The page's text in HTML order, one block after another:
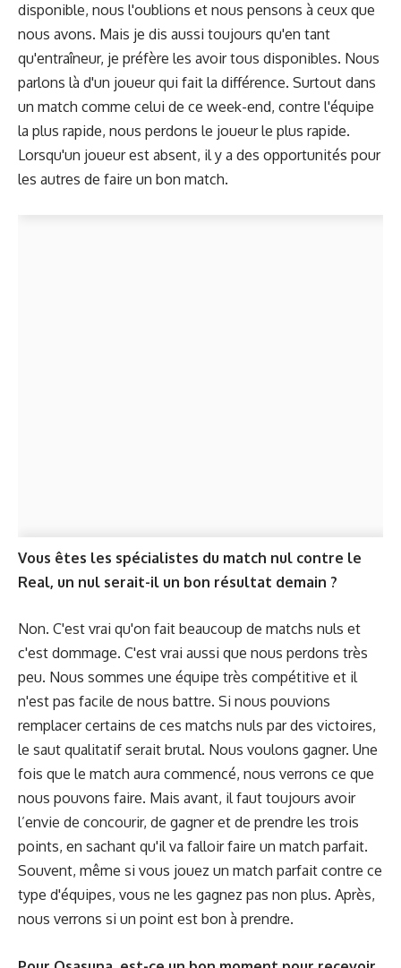
disponible, nous l'oublions et nous pensons à ceux que
nous avons. Mais je dis aussi toujours qu'en tant
qu'entraîneur, je préfère les avoir tous disponibles. Nous
parlons là d'un joueur qui fait la différence. Surtout dans
un match comme celui de ce week-end, contre l'équipe
la plus rapide, nous perdons le joueur le plus rapide.
Lorsqu'un joueur est absent, il y a des opportunités pour
les autres de faire un bon match.
Vous êtes les spécialistes du match nul contre le
Real, un nul serait-il un bon résultat demain ?
Non. C'est vrai qu'on fait beaucoup de matchs nuls et
c'est dommage. C'est vrai aussi que nous perdons très
peu. Nous sommes une équipe très compétitive et il
n'est pas facile de nous battre. Si nous pouvions
remplacer certains de ces matchs nuls par des victoires,
le saut qualitatif serait brutal. Nous voulons gagner. Une
fois que le match aura commencé, nous verrons ce que
nous pouvons faire. Mais avant, il faut toujours avoir
l’envie de concourir, de gagner et de prendre les trois
points, en sachant qu'il va falloir faire un match parfait.
Souvent, même si vous jouez un match parfait contre ce
type d'équipes, vous ne les gagnez pas non plus. Après,
nous verrons si un point est bon à prendre.